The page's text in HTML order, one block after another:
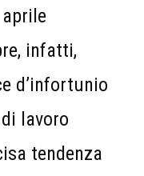
infatti,
d’infortunio
lavoro
tendenza